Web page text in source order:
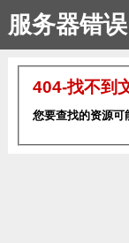
服务器错误
404-找不到
您要查找的资源可